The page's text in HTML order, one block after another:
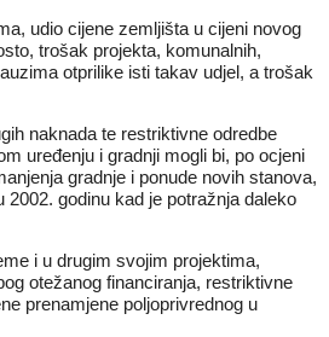
udio cijene zemljišta u cijeni novog
trošak projekta, komunalnih,
otprilike isti takav udjel, a trošak
naknada te restriktivne odredbe
uređenju i gradnji mogli bi, po ocjeni
gradnje i ponude novih stanova,
2002. godinu kad je potražnja daleko
i u drugim svojim projektima,
otežanog financiranja, restriktivne
prenamjene poljoprivrednog u